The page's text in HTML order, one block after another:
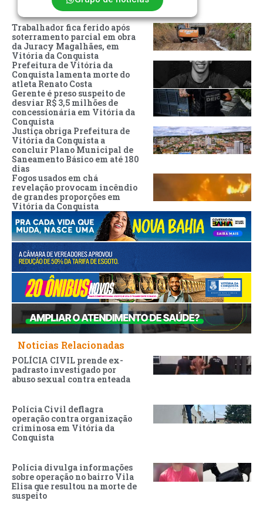
Trabalhador fica ferido após
soterramento parcial em obra
da Juracy Magalhães, em
Vitória da Conquista
Prefeitura de Vitória da
Conquista lamenta morte do
atleta Renato Costa
Gerente é preso suspeito de
desviar R$ 3,5 milhões de
concessionária em Vitória da
Conquista
Justiça obriga Prefeitura de
Vitória da Conquista a
concluir Plano Municipal de
Saneamento Básico em até 180
dias
Fogos usados em chá
revelação provocam incêndio
de grandes proporções em
Vitória da Conquista
Noticias Relacionadas
POLÍCIA CIVIL prende ex-
padrasto investigado por
abuso sexual contra enteada
Polícia Civil deflagra
operação contra organização
criminosa em Vitória da
Conquista
Polícia divulga informações
sobre operação no bairro Vila
Elisa que resultou na morte de
suspeito